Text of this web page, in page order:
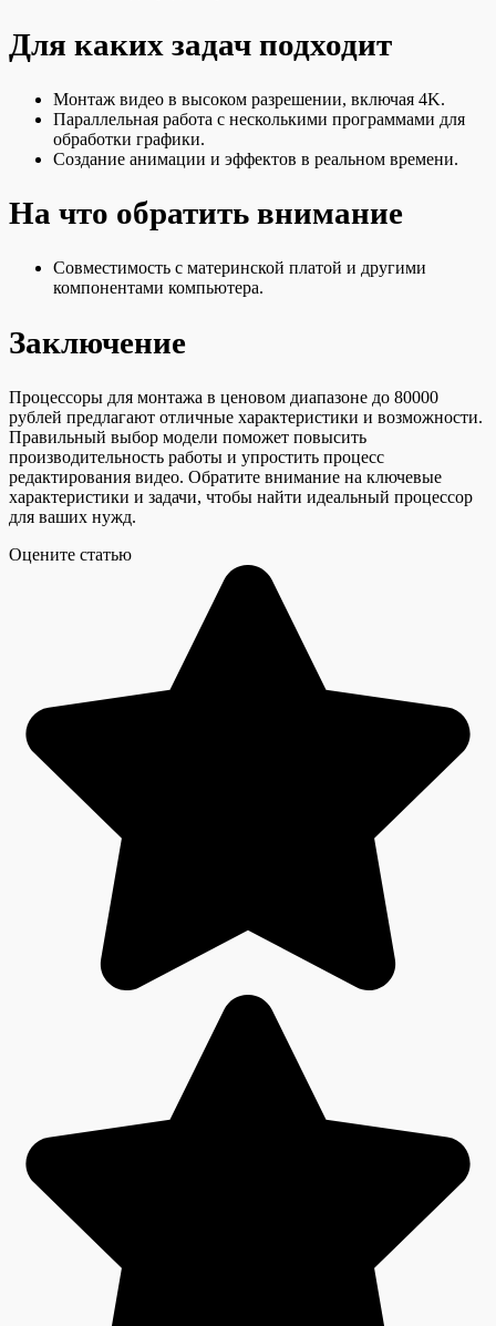
Для каких задач подходит
Монтаж видео в высоком разрешении, включая 4K.
Параллельная работа с несколькими программами для
обработки графики.
Создание анимации и эффектов в реальном времени.
На что обратить внимание
Совместимость с материнской платой и другими
компонентами компьютера.
Заключение
Процессоры для монтажа в ценовом диапазоне до 80000
рублей предлагают отличные характеристики и возможности.
Правильный выбор модели поможет повысить
производительность работы и упростить процесс
редактирования видео. Обратите внимание на ключевые
характеристики и задачи, чтобы найти идеальный процессор
для ваших нужд.
Оцените статью